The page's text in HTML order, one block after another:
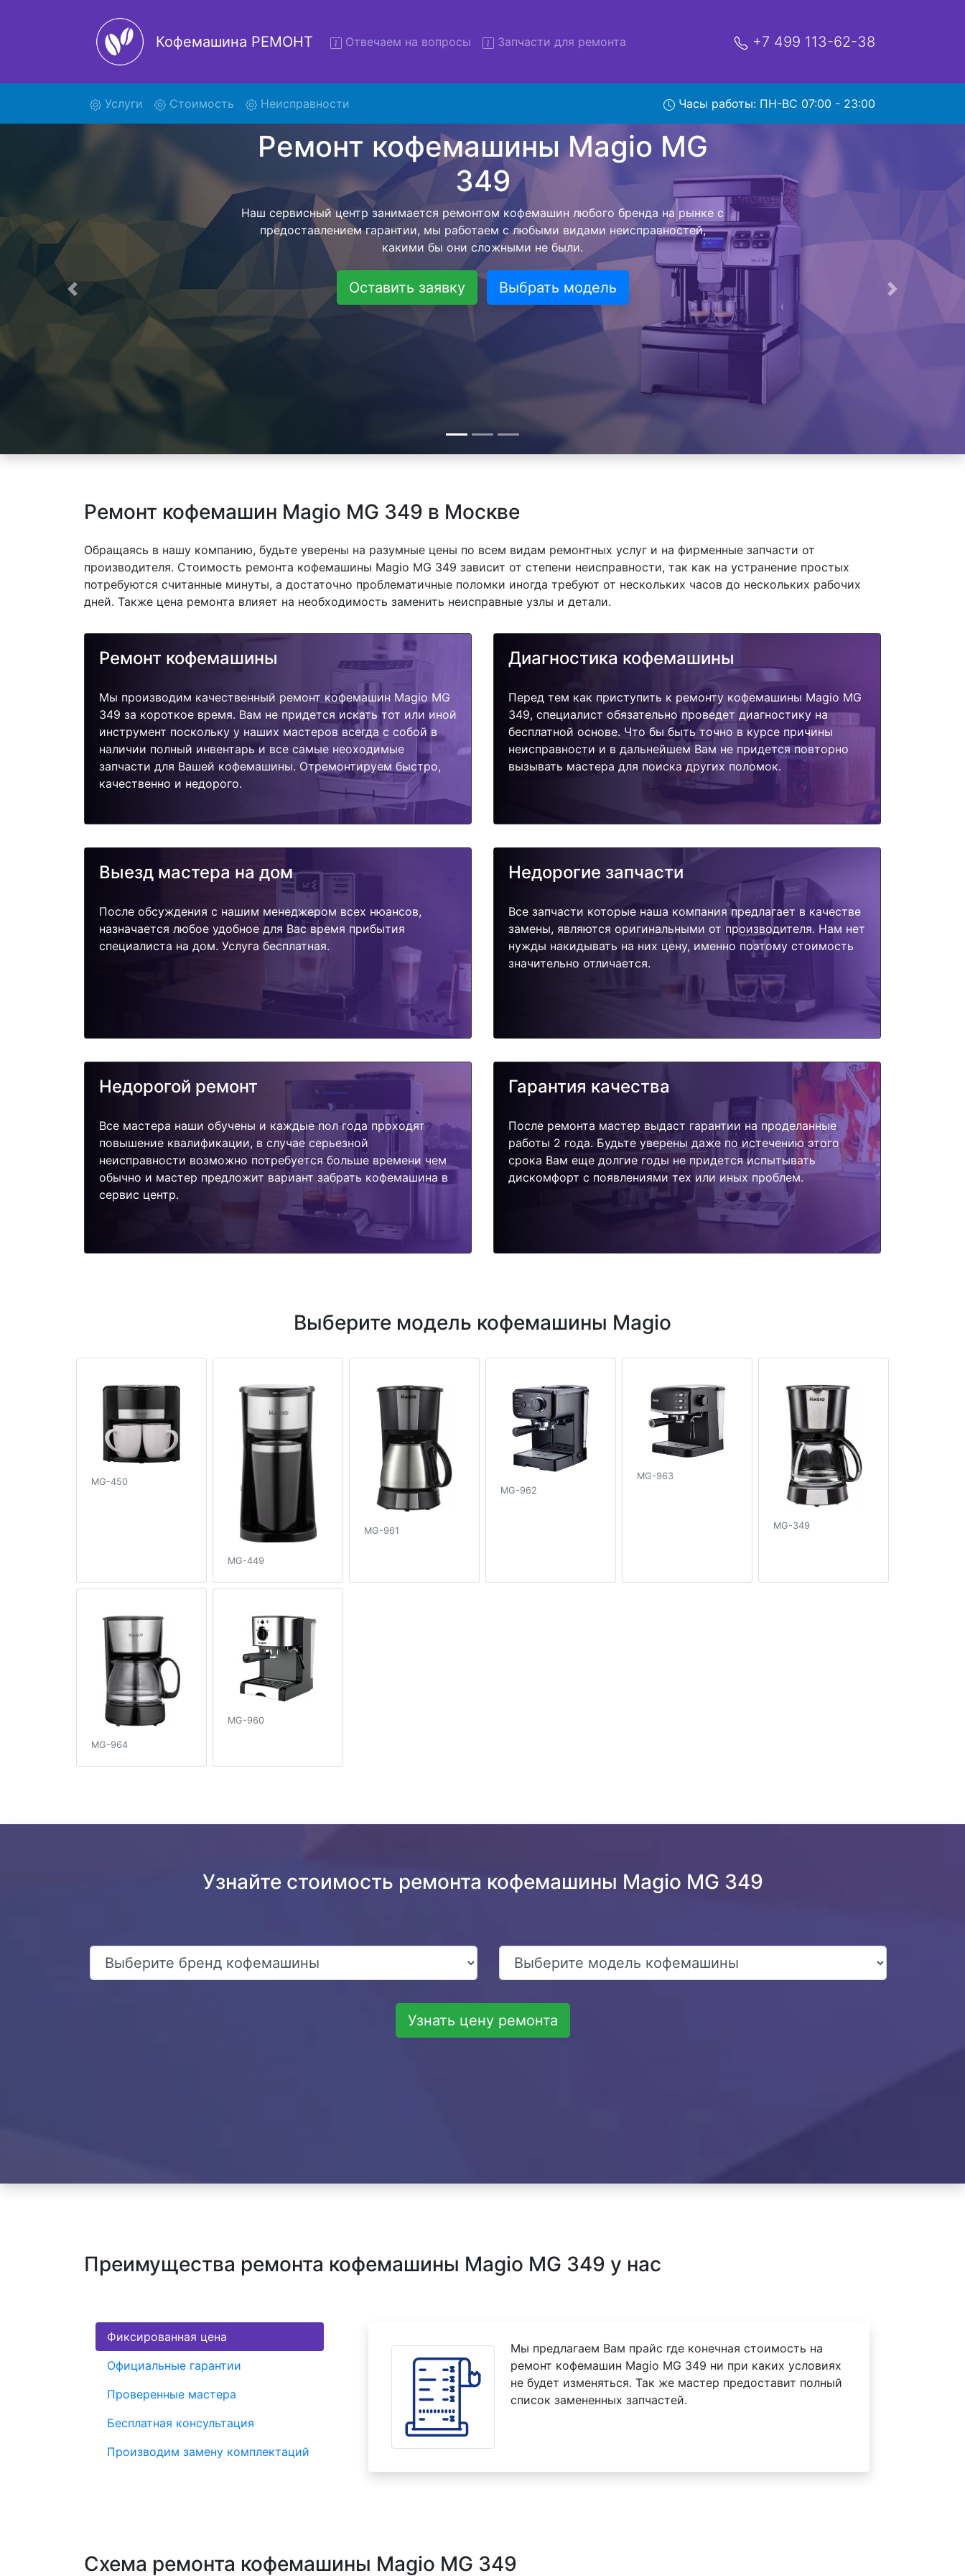
Кофемашина РЕМОНТ Отвечаем на вопросы Запчасти для ремонта +7 499 113-62-38
Услуги (current)Стоимость Неисправности Часы работы: ПН-ВС 07:00 - 23:00
Ремонт кофемашин Magio MG 349 с
вывозом в сервис
Мы предоставляем бесплатную услугу - ремонт кофемашин Magio MG 349 с
вывозом техники в сервисный центр, а после завершения всех работ привезем
обратно. Цена фиксируется с момента согласования с мастером до возвращения
бытовой техники обратно владельцу.
Оставить заявку Выбрать модель
Предыдущая Следующая
Ремонт кофемашин Magio MG 349 в Москве
Обращаясь в нашу компанию, будьте уверены на разумные цены по всем видам ремонтных услуг и на фирменные запчасти от
производителя. Стоимость ремонта кофемашины Magio MG 349 зависит от степени неисправности, так как на устранение простых
потребуются считанные минуты, а достаточно проблематичные поломки иногда требуют от нескольких часов до нескольких рабочих
дней. Также цена ремонта влияет на необходимость заменить неисправные узлы и детали.
Ремонт кофемашины
Мы производим качественный ремонт кофемашин Magio MG
349 за короткое время. Вам не придется искать тот или иной
инструмент поскольку у наших мастеров всегда с собой в
наличии полный инвентарь и все самые неоходимые
запчасти для Вашей кофемашины. Отремонтируем быстро,
качественно и недорого.
Диагностика кофемашины
Перед тем как приступить к ремонту кофемашины Magio MG
349, специалист обязательно проведет диагностику на
бесплатной основе. Что бы быть точно в курсе причины
неисправности и в дальнейшем Вам не придется повторно
вызывать мастера для поиска других поломок.
Выезд мастера на дом
После обсуждения с нашим менеджером всех нюансов,
назначается любое удобное для Вас время прибытия
специалиста на дом. Услуга бесплатная.
Недорогие запчасти
Все запчасти которые наша компания предлагает в качестве
замены, являются оригинальными от производителя. Нам нет
нужды накидывать на них цену, именно поэтому стоимость
значительно отличается.
Недорогой ремонт
Все мастера наши обучены и каждые пол года проходят
повышение квалификации, в случае серьезной
неисправности возможно потребуется больше времени чем
обычно и мастер предложит вариант забрать кофемашина в
сервис центр.
Гарантия качества
После ремонта мастер выдаст гарантии на проделанные
работы 2 года. Будьте уверены даже по истечению этого
срока Вам еще долгие годы не придется испытывать
дискомфорт с появлениями тех или иных проблем.
Выберите модель кофемашины Magio
MG-450
MG-449
MG-961
MG-962
MG-963
MG-349
MG-964
MG-960
Узнайте стоимость ремонта кофемашины Magio MG 349
Узнать цену ремонта
Преимущества ремонта кофемашины Magio MG 349 у нас
Фиксированная цена
Официальные гарантии
Проверенные мастера
Бесплатная консультация
Производим замену комплектаций
Мы предлагаем Вам прайс где конечная стоимость на
ремонт кофемашин Magio MG 349 ни при каких условиях
не будет изменяться. Так же мастер предоставит полный
список замененных запчастей.
Схема ремонта кофемашины Magio MG 349